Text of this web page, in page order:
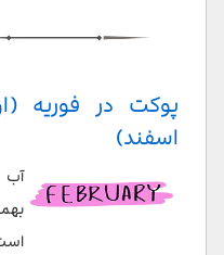
پوکت در فوریه
اسفند)
آب